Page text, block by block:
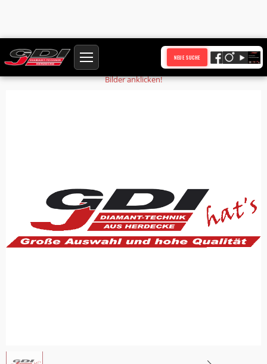
NEUE SUCHE
Startseite Produkte Schalldämpfer HK
Bilder anklicken!